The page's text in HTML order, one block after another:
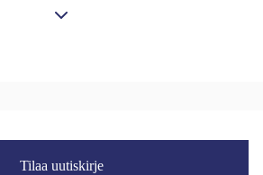
Tilaa uutiskirje